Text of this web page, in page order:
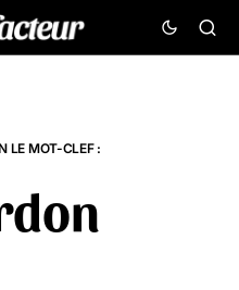
LE MOT-CLEF :